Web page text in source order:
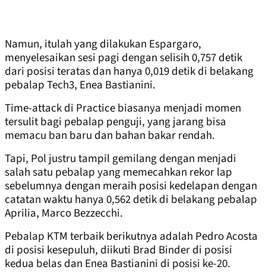
Namun, itulah yang dilakukan Espargaro,
menyelesaikan sesi pagi dengan selisih 0,757 detik
dari posisi teratas dan hanya 0,019 detik di belakang
pebalap Tech3, Enea Bastianini.
Time-attack di Practice biasanya menjadi momen
tersulit bagi pebalap penguji, yang jarang bisa
memacu ban baru dan bahan bakar rendah.
Tapi, Pol justru tampil gemilang dengan menjadi
salah satu pebalap yang memecahkan rekor lap
sebelumnya dengan meraih posisi kedelapan dengan
catatan waktu hanya 0,562 detik di belakang pebalap
Aprilia, Marco Bezzecchi.
Pebalap KTM terbaik berikutnya adalah Pedro Acosta
di posisi kesepuluh, diikuti Brad Binder di posisi
kedua belas dan Enea Bastianini di posisi ke-20.